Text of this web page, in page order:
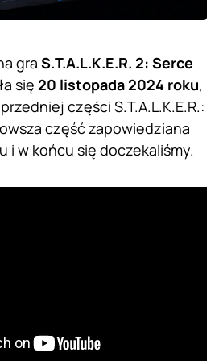
gra S.T.A.L.K.E.R. 2: Serce
się 20 listopada 2024 roku,
części S.T.A.L.K.E.R.:
część zapowiedziana
i w końcu się doczekaliśmy.